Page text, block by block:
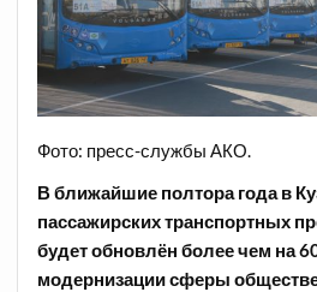
Фото: пресс-службы АКО.
В ближайшие полтора года в
пассажирских транспортных
будет обновлён более чем на
модернизации сферы